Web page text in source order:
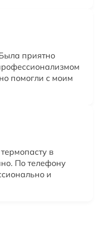
приятно
помогли с моим
в
По телефону
и